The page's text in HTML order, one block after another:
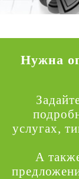
Нужна
услугах,
А